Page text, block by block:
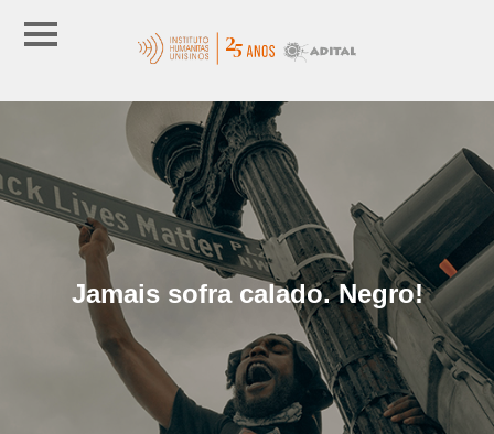
Jamais sofra calado. Negro!